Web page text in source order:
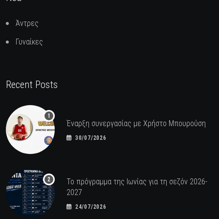
Άντρες
Γυναίκες
Recent Posts
Έναρξη συνεργασίας με Χρήστο Μπουρούση
30/07/2026
Το πρόγραμμα της Ιωνίας για τη σεζόν 2026-
2027
24/07/2026